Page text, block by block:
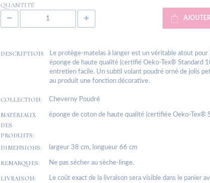
QUANTITÉ
DESCRIPTION:
Le protège-matelas à langer est un véritable atout
éponge de haute qualité (certifié Oeko-Tex® Standard
entretien facile. Un subtil volant poudré orné de jolis
au produit une fonction décorative.
COLLECTION: Cheverny Poudré
MATÉRIAUX
DES
PRODUITS:
éponge de coton de haute qualité (certifiée Oeko-Tex®
DIMENSIONS: largeur 38 cm, longueur 66 cm
REMARQUES: Ne pas sécher au sèche-linge.
LIVRAISON: Le coût exact de la livraison sera visible dans le panier